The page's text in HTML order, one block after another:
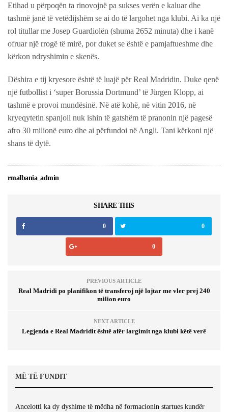
Etihad u përpoqën ta rinovojnë pa sukses verën e kaluar dhe
tashmë janë të vetëdijshëm se ai do të largohet nga klubi. Ai ka një
rol titullar me Josep Guardiolën (shuma 2652 minuta) dhe i kanë
ofruar një rrogë të mirë, por duket se është e pamjaftueshme dhe
kërkon ndryshimin e skenës.
Dëshira e tij kryesore është të luajë për Real Madridin. Duke qenë
një futbollist i ‘super Borussia Dortmund’ të Jürgen Klopp, ai
tashmë e provoi mundësinë. Në atë kohë, në vitin 2016, në
kryeqytetin spanjoll nuk ishin të gatshëm të pranonin një pagesë
afro 30 milionë euro dhe ai përfundoi në Angli. Tani kërkoni një
shans të dytë.
rmalbania_admin
SHARE THIS
0 0
0
PREVIOUS ARTICLE
Real Madridi po planifikon të transferoj një lojtar me vler prej 240
milion euro
NEXT ARTICLE
Legjenda e Real Madridit është afër largimit nga klubi këtë verë
MË TË FUNDIT
Ancelotti ka dy dyshime të mëdha në formacionin startues kundër